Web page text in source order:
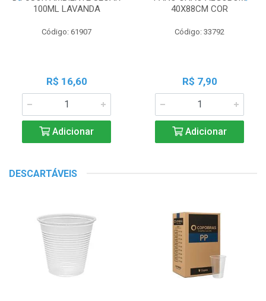
100ML LAVANDA
Código: 61907
R$ 16,60
Adicionar
40X88CM COR
Código: 33792
R$ 7,90
Adicionar
DESCARTÁVEIS